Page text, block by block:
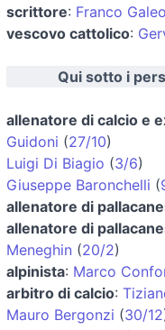
scrittore: Franco
vescovo cattolico:
Qui sotto i
allenatore di calcio e
Guidoni (27/10)
Luigi Di Biagio (3/6)
Giuseppe Baronchelli (
allenatore di
allenatore di
Meneghin (20/2)
alpinista: Marco
arbitro di calcio:
Mauro Bergonzi (30/12